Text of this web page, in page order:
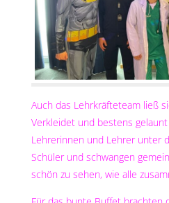
Auch das Lehrkräfteteam ließ
Verkleidet und bestens
Lehrerinnen und Lehrer unter
Schüler und schwangen
schön zu sehen, wie alle